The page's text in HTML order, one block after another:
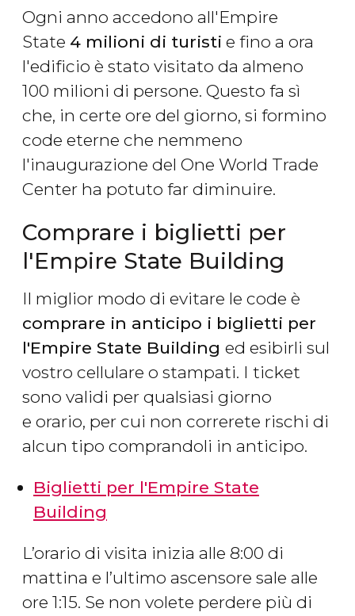
Ogni anno accedono all'Empire
State 4 milioni di turisti e fino a ora
l'edificio è stato visitato da almeno
100 milioni di persone. Questo fa sì
che, in certe ore del giorno, si formino
code eterne che nemmeno
l'inaugurazione del One World Trade
Center ha potuto far diminuire.
Comprare i biglietti per
l'Empire State Building
Il miglior modo di evitare le code è
comprare in anticipo i biglietti per
l'Empire State Building ed esibirli sul
vostro cellulare o stampati. I ticket
sono validi per qualsiasi giorno
e orario, per cui non correrete rischi di
alcun tipo comprandoli in anticipo.
Biglietti per l'Empire State
Building
L’orario di visita inizia alle 8:00 di
mattina e l’ultimo ascensore sale alle
ore 1:15. Se non volete perdere più di